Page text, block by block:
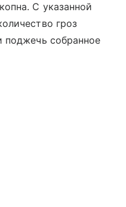
С указанной
гроз
поджечь собранное